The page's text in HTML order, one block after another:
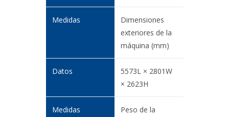
Dimensiones
exteriores de la
máquina (mm)
5573L × 2801W
× 2623H
Peso de la